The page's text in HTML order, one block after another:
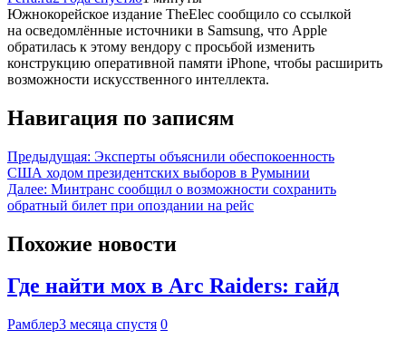
Южнокорейское издание TheElec сообщило со ссылкой
на осведомлённые источники в Samsung, что Apple
обратилась к этому вендору с просьбой изменить
конструкцию оперативной памяти iPhone, чтобы расширить
возможности искусственного интеллекта.
Навигация по записям
Предыдущая: Эксперты объяснили обеспокоенность
США ходом президентских выборов в Румынии
Далее: Минтранс сообщил о возможности сохранить
обратный билет при опоздании на рейс
Похожие новости
Где найти мох в Arc Raiders: гайд
Рамблер3 месяца спустя 0